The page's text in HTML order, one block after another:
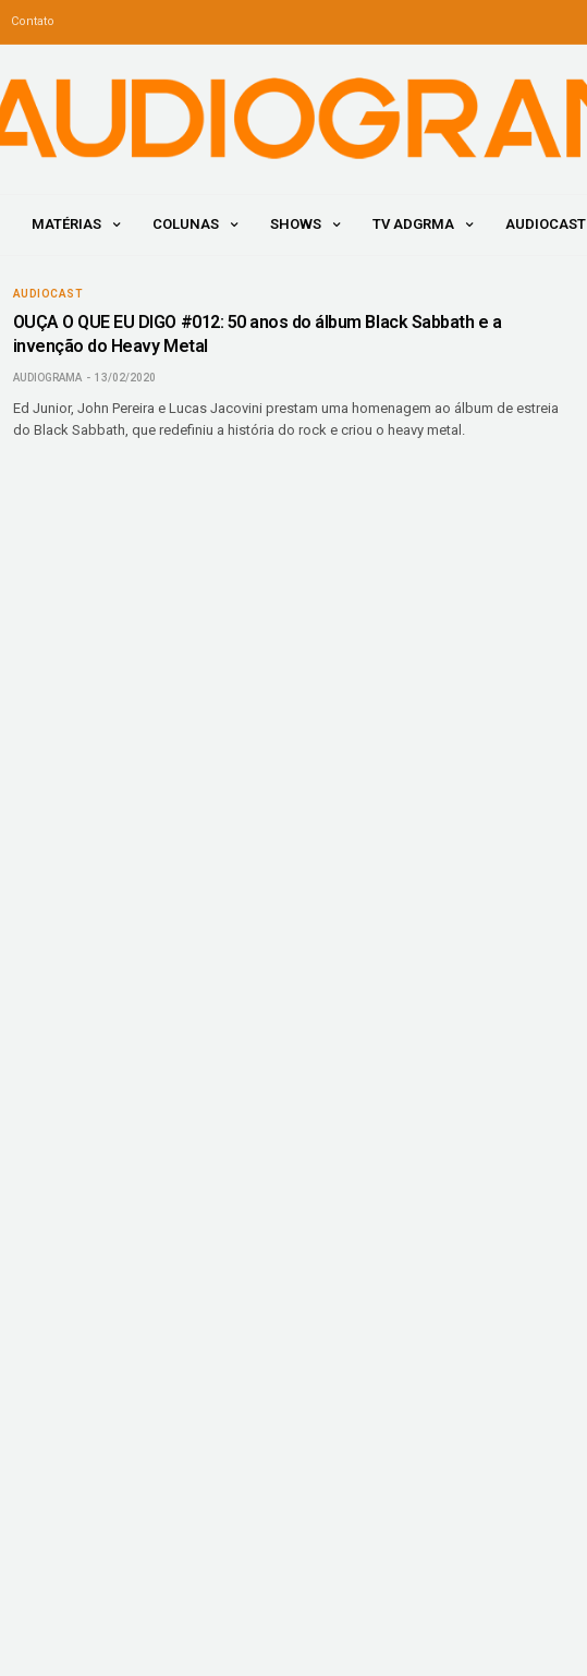
Contato
MATÉRIAS COLUNAS SHOWS TV ADGRMA AUDIOCAST
AUDIOCAST
OUÇA O QUE EU DIGO #012: 50 anos do álbum Black Sabbath e a
invenção do Heavy Metal
AUDIOGRAMA 13/02/2020
Ed Junior, John Pereira e Lucas Jacovini prestam uma homenagem ao álbum de estreia
do Black Sabbath, que redefiniu a história do rock e criou o heavy metal.